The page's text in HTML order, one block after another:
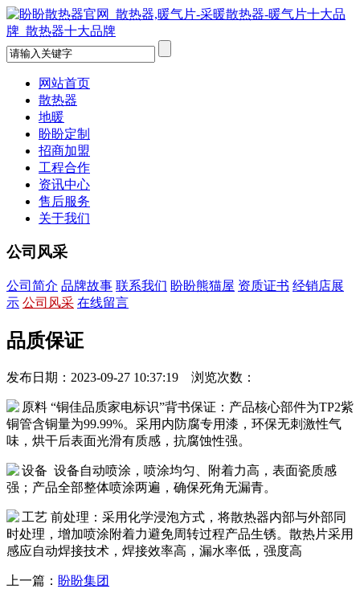
网站首页
散热器
地暖
盼盼定制
招商加盟
工程合作
资讯中心
售后服务
关于我们
公司风采
公司简介 品牌故事 联系我们 盼盼熊猫屋 资质证书 经销店展
示 公司风采 在线留言
品质保证
发布日期：2023-09-27 10:37:19 浏览次数：
原料 “铜佳品质家电标识”背书保证：产品核心部件为TP2紫
铜管含铜量为99.99%。采用内防腐专用漆，环保无刺激性气
味，烘干后表面光滑有质感，抗腐蚀性强。
设备 设备自动喷涂，喷涂均匀、附着力高，表面瓷质感
强；产品全部整体喷涂两遍，确保死角无漏青。
工艺 前处理：采用化学浸泡方式，将散热器内部与外部同
时处理，增加喷涂附着力避免周转过程产品生锈。散热片采用
感应自动焊接技术，焊接效率高，漏水率低，强度高
上一篇： 盼盼集团